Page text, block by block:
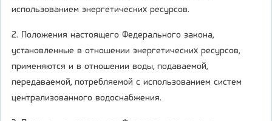
использованием энергетических ресурсов.
2. Положения настоящего Федерального закона,
установленные в отношении энергетических ресурсов,
применяются и в отношении воды, подаваемой,
передаваемой, потребляемой с использованием систем
централизованного водоснабжения.